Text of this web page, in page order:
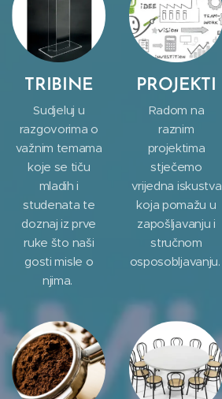
TRIBINE
Sudjeluj u
razgovorima o
važnim temama
koje se tiču
mladih i
studenata te
doznaj iz prve
ruke što naši
gosti misle o
njima.
PROJEKTI
Radom na
raznim
projektima
stječemo
vrijedna iskustva
koja pomažu u
zapošljavanju i
stručnom
osposobljavanju.